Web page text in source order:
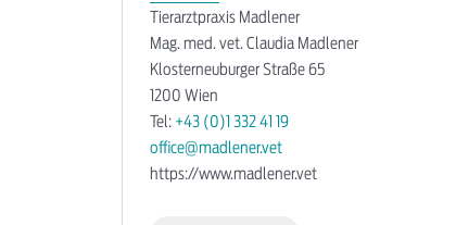
Tierarztpraxis Madlener
Mag. med. vet. Claudia Madlener
Klosterneuburger Straße 65
1200 Wien
Tel: +43 (0)1 332 41 19
office@madlener.vet
https://www.madlener.vet